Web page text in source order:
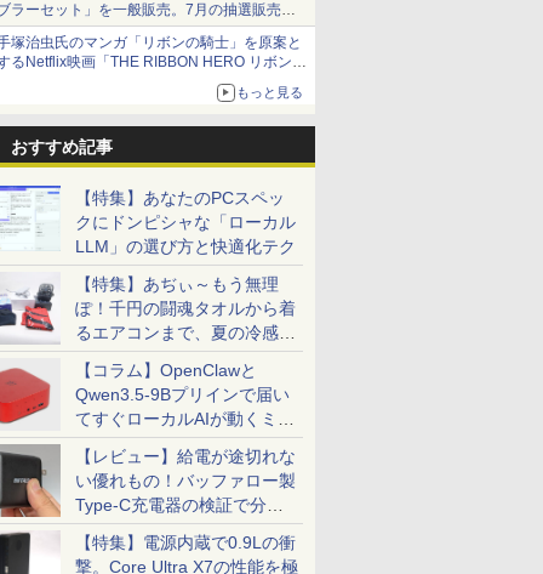
ラーセット」を一般販売。7月の抽選販売の
選無効分
塚治虫氏のマンガ「リボンの騎士」を原案と
るNetflix映画「THE RIBBON HERO リボンヒ
もっと見る
おすすめ記事
【特集】あなたのPCスペッ
クにドンピシャな「ローカル
LLM」の選び方と快適化テク
【特集】あぢぃ～もう無理
ぽ！千円の闘魂タオルから着
るエアコンまで、夏の冷感グ
ッズ一挙紹介
【コラム】OpenClawと
Qwen3.5-9Bプリインで届い
てすぐローカルAIが動くミニ
PC「SER9 Pro」
【レビュー】給電が途切れな
い優れもの！バッファロー製
Type-C充電器の検証で分か
ったこと
【特集】電源内蔵で0.9Lの衝
撃。Core Ultra X7の性能を極